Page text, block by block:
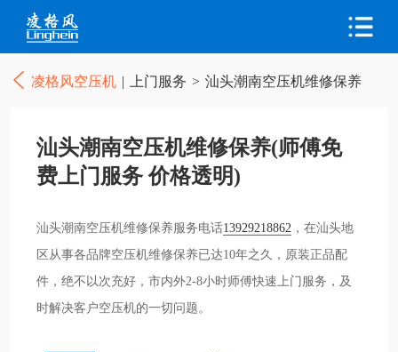
凌格风空压机 | 上门服务 > 汕头潮南空压机维修保养
汕头潮南空压机维修保养(师傅免
费上门服务 价格透明)
汕头潮南空压机维修保养服务电话13929218862 ，在汕头地
区从事各品牌空压机维修保养已达10年之久，原装正品配
件，绝不以次充好，市内外2-8小时师傅快速上门服务，及
时解决客户空压机的一切问题。